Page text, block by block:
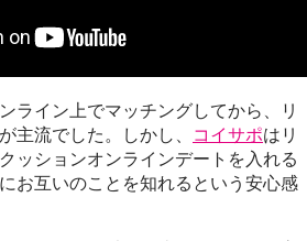
ライン上でマッチングしてから、リ
主流でした。しかし、 コイサポはリ
ッションオンラインデートを入れる
お互いのことを知れるという安心感